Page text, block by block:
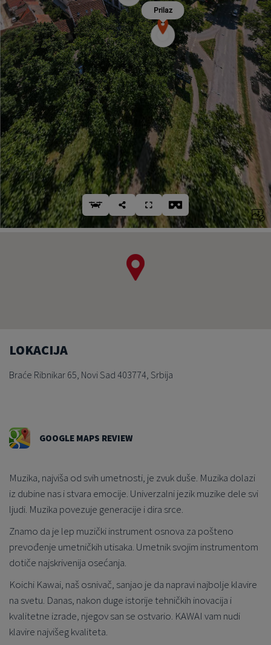
LOKACIJA
Braće Ribnikar 65, Novi Sad 403774, Srbija
GOOGLE MAPS REVIEW
Muzika, najviša od svih umetnosti, je zvuk duše. Muzika dolazi
iz dubine nas i stvara emocije. Univerzalni jezik muzike dele svi
ljudi. Muzika povezuje generacije i dira srce.
Znamo da je lep muzički instrument osnova za pošteno
prevođenje umetničkih utisaka. Umetnik svojim instrumentom
dotiče najskrivenija osećanja.
Koichi Kawai, naš osnivač, sanjao je da napravi najbolje klavire
na svetu. Danas, nakon duge istorije tehničkih inovacija i
kvalitetne izrade, njegov san se ostvario. KAWAI vam nudi
klavire najvišeg kvaliteta.